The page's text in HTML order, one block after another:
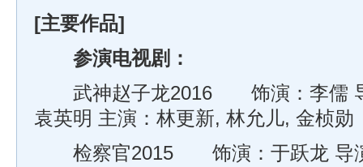
[主要作品]
参演电视剧：
武神赵子龙2016 饰演：李儒 导
袁英明 主演：林更新, 林允儿, 金桢勋
检察官2015 饰演：于跃龙 导演